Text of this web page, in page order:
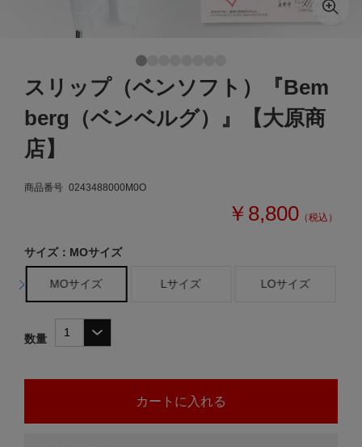
スリップ（ベンソフト）『Bem
berg（ベンベルグ）』【大原商
店】
商品番号 0243488000M0O
￥8,800 （税込）
サイズ：MOサイズ
MOサイズ Lサイズ LOサイズ
数量